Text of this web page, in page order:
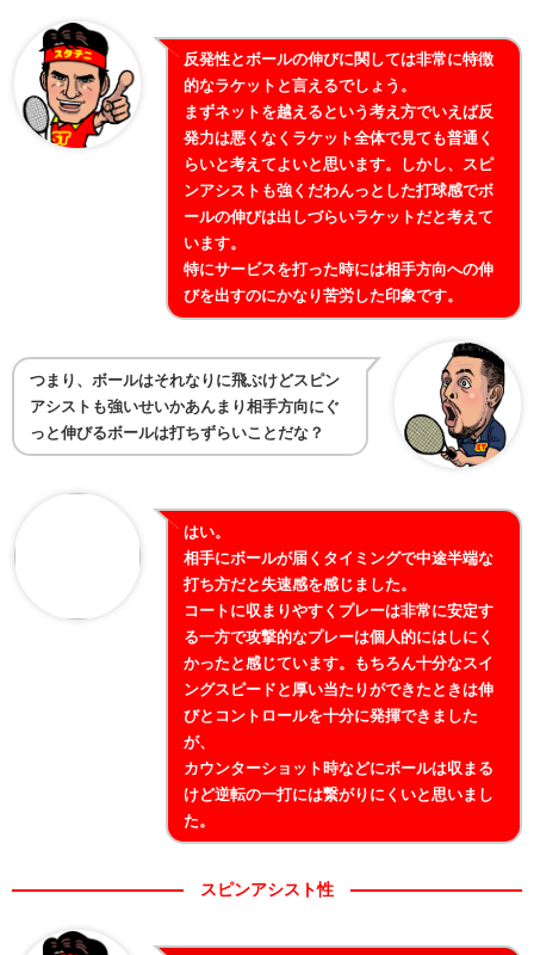
反発性とボールの伸びに関しては非常に特徴
的なラケットと言えるでしょう。
まずネットを越えるという考え方でいえば反
発力は悪くなくラケット全体で見ても普通く
らいと考えてよいと思います。しかし、スピ
ンアシストも強くだわんっとした打球感でボ
ールの伸びは出しづらいラケットだと考えて
います。
特にサービスを打った時には相手方向への伸
びを出すのにかなり苦労した印象です。
つまり、ボールはそれなりに飛ぶけどスピン
アシストも強いせいかあんまり相手方向にぐ
っと伸びるボールは打ちずらいことだな？
はい。
相手にボールが届くタイミングで中途半端な
打ち方だと失速感を感じました。
コートに収まりやすくプレーは非常に安定す
る一方で攻撃的なプレーは個人的にはしにく
かったと感じています。もちろん十分なスイ
ングスピードと厚い当たりができたときは伸
びとコントロールを十分に発揮できました
が、
カウンターショット時などにボールは収まる
けど逆転の一打には繋がりにくいと思いまし
た。
スピンアシスト性